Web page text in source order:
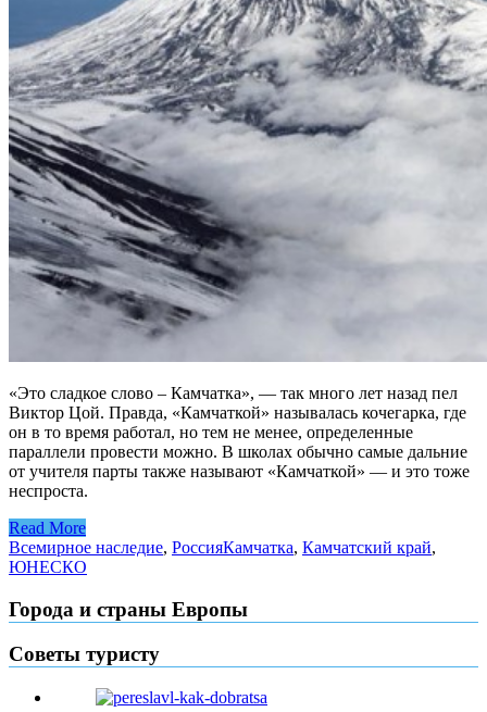
«Это сладкое слово – Камчатка», — так много лет назад пел
Виктор Цой. Правда, «Камчаткой» называлась кочегарка, где
он в то время работал, но тем не менее, определенные
параллели провести можно. В школах обычно самые дальние
от учителя парты также называют «Камчаткой» — и это тоже
неспроста.
Read More
Всемирное наследие, РоссияКамчатка, Камчатский край,
ЮНЕСКО
Города и страны Европы
Советы туристу